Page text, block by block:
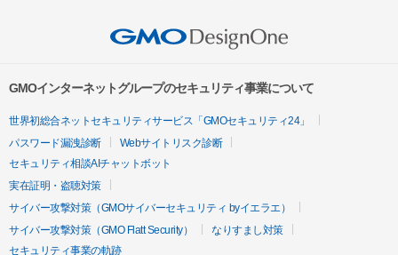
GMOインターネットグループのセキュリティ事業について
世界初総合ネットセキュリティサービス「GMOセキュリティ24」
パスワード漏洩診断
Webサイトリスク診断
セキュリティ相談AIチャットボット
実在証明・盗聴対策
サイバー攻撃対策（GMOサイバーセキュリティ byイエラエ）
サイバー攻撃対策（GMO Flatt Security）
なりすまし対策
セキュリティ事業の軌跡